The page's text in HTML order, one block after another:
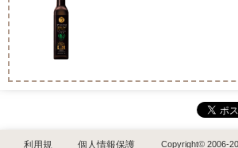
利用規 個人情報保護 Copyright© 2006-